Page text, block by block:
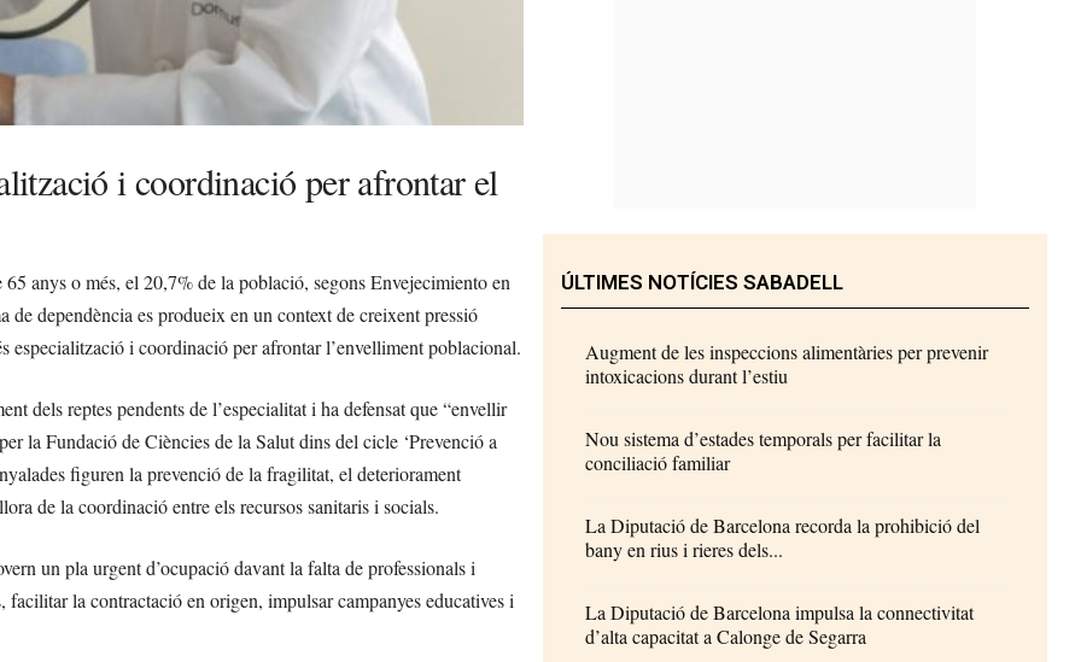
i coordinació per afrontar el
anys o més, el 20,7% de la població, segons Envejecimiento en
dependència es produeix en un context de creixent pressió
especialització i coordinació per afrontar l’envelliment poblacional.
dels reptes pendents de l’especialitat i ha defensat que “envellir
la Fundació de Ciències de la Salut dins del cicle ‘Prevenció a
figuren la prevenció de la fragilitat, el deteriorament
de la coordinació entre els recursos sanitaris i socials.
un pla urgent d’ocupació davant la falta de professionals i
la contractació en origen, impulsar campanyes educatives i
ÚLTIMES NOTÍCIES SABADELL
Augment de les inspeccions alimentàries per prevenir
intoxicacions durant l’estiu
Nou sistema d’estades temporals per facilitar la
conciliació familiar
La Diputació de Barcelona recorda la prohibició del
bany en rius i rieres dels...
La Diputació de Barcelona impulsa la connectivitat
d’alta capacitat a Calonge de Segarra